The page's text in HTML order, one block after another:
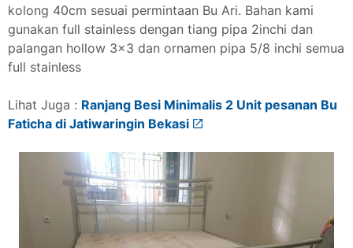
kolong 40cm sesuai permintaan Bu Ari. Bahan kami
gunakan full stainless dengan tiang pipa 2inchi dan
palangan hollow 3x3 dan ornamen pipa 5/8 inchi semua
full stainless
Lihat Juga : Ranjang Besi Minimalis 2 Unit pesanan Bu
Faticha di Jatiwaringin Bekasi